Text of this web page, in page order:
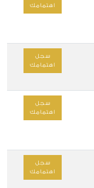
اهتمامك
سجل
اهتمامك
سجل
اهتمامك
سجل
اهتمامك